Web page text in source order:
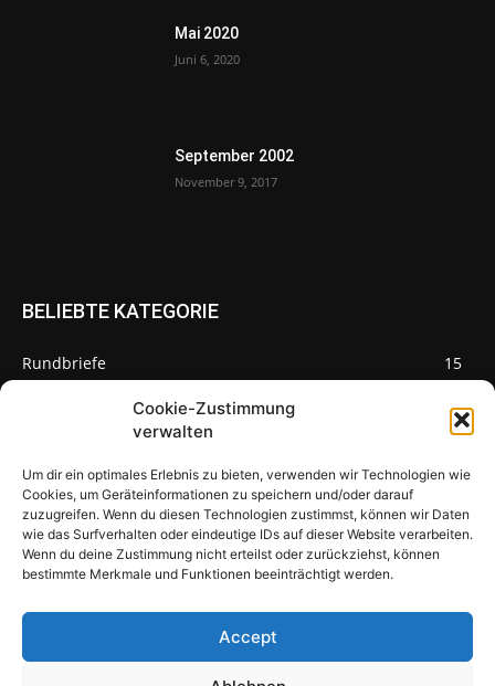
Cookie-Zustimmung
verwalten
Um dir ein optimales Erlebnis zu bieten, verwenden wir Technologien wie
Cookies, um Geräteinformationen zu speichern und/oder darauf
zuzugreifen. Wenn du diesen Technologien zustimmst, können wir Daten
wie das Surfverhalten oder eindeutige IDs auf dieser Website verarbeiten.
Wenn du deine Zustimmung nicht erteilst oder zurückziehst, können
bestimmte Merkmale und Funktionen beeinträchtigt werden.
Accept
Mai 2020
Juni 6, 2020
September 2002
November 9, 2017
BELIEBTE KATEGORIE
Rundbriefe
15
Pilzseite
Seltene Pilze aus Mainfranken und
Deutschland